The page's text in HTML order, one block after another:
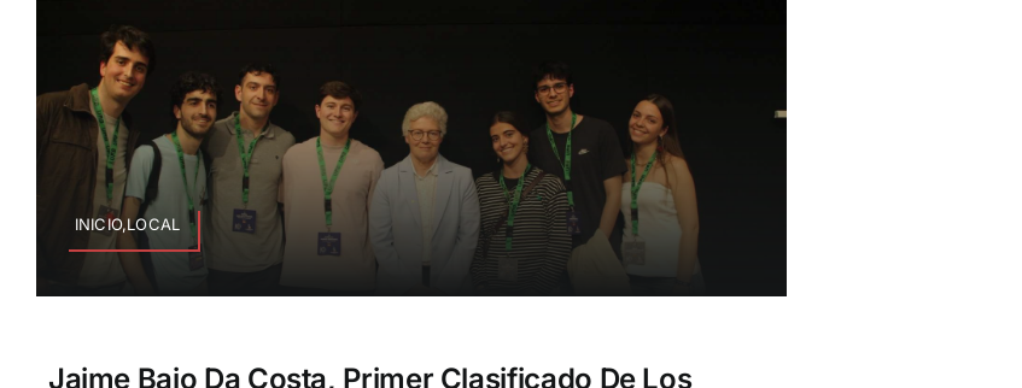
INICIO,LOCAL
Jaime Bajo Da Costa, Primer Clasificado De Los